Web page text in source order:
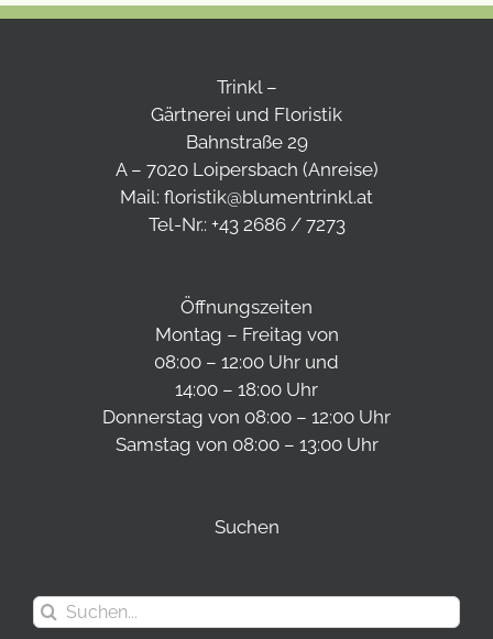
Trinkl –
Gärtnerei und Floristik
Bahnstraße 29
A – 7020 Loipersbach (Anreise)
Mail: floristik@blumentrinkl.at
Tel-Nr.: +43 2686 / 7273
Öffnungszeiten
Montag – Freitag von
08:00 – 12:00 Uhr und
14:00 – 18:00 Uhr
Donnerstag von 08:00 – 12:00 Uhr
Samstag von 08:00 – 13:00 Uhr
Suchen
Suche